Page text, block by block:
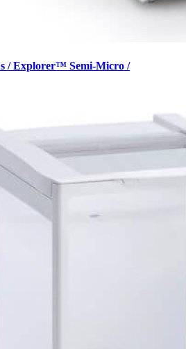
/ Explorer™ Semi-Micro /